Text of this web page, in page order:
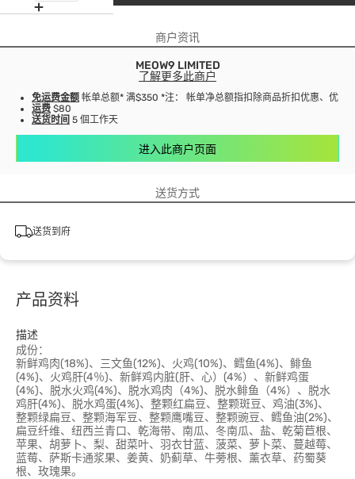
商户资讯
MEOW9 LIMITED
了解更多此商户
免运费金额 帐单总额* 满$350 *注： 帐单净总额指扣除商品折扣优惠、优惠
运费 $80
送货时间 5 個工作天
进入此商户页面
送货方式
送货到府
产品资料
描述
成份：
新鲜鸡肉(18%)、三文鱼(12%)、火鸡(10%)、鳕鱼(4%)、鲱鱼
(4%)、火鸡肝(4％)、新鲜鸡内脏(肝、心）(4%）、新鲜鸡蛋
(4%)、脱水火鸡(4%)、脱水鸡肉（4%)、脱水鲱鱼（4%）、脱水
鸡肝(4%)、脱水鸡蛋(4%)、整颗红扁豆、整颗斑豆、鸡油(3%)、
整颗绿扁豆、整颗海军豆、整颗鹰嘴豆、整颗豌豆、鳕鱼油(2%)、
扁豆纤维、纽西兰青口、乾海带、南瓜、冬南瓜、盐、乾菊苣根、
苹果、胡萝卜、梨、甜菜叶、羽衣甘蓝、菠菜、萝卜菜、蔓越莓、
蓝莓、萨斯卡通浆果、姜黄、奶蓟草、牛蒡根、薰衣草、药蜀葵
根、玫瑰果。